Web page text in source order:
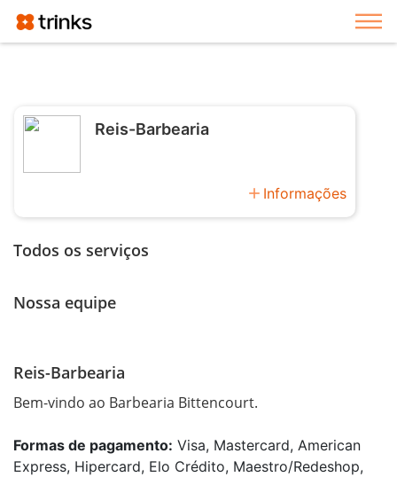
Reis-Barbearia
add Informações
Todos os serviços
Nossa equipe
Reis-Barbearia
Bem-vindo ao Barbearia Bittencourt.
Formas de pagamento: Visa, Mastercard, American
Express, Hipercard, Elo Crédito, Maestro/Redeshop,